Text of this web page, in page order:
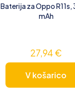
Baterija za Oppo
mAh
27,94 €
V košarico